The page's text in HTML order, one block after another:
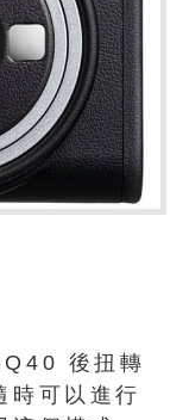
後扭轉
時可以進行